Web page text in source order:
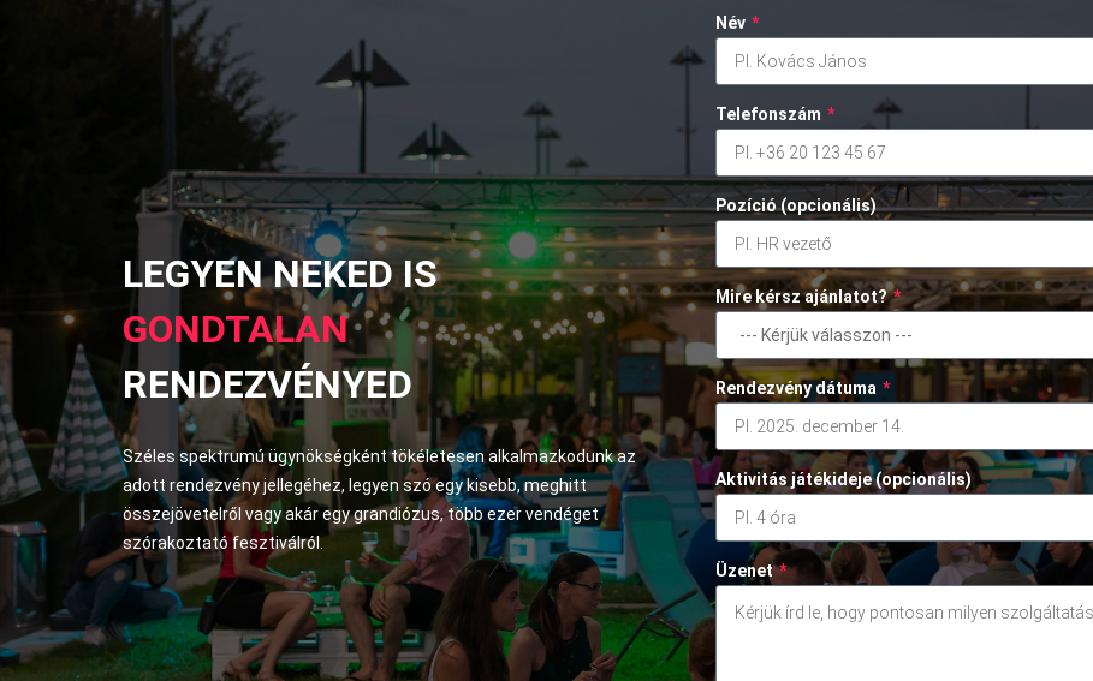
LEGYEN NEKED IS
GONDTALAN
RENDEZVÉNYED
Széles spektrumú ügynökségként tökéletesen alkalmazkodunk az
adott rendezvény jellegéhez, legyen szó egy kisebb, meghitt
összejövetelről vagy akár egy grandiózus, több ezer vendéget
szórakoztató fesztiválról.
Név *
Telefonszám *
Pozíció (opcionális)
Mire kérsz ajánlatot? *
Rendezvény dátuma *
Aktivitás játékideje (opcionális)
Üzenet *